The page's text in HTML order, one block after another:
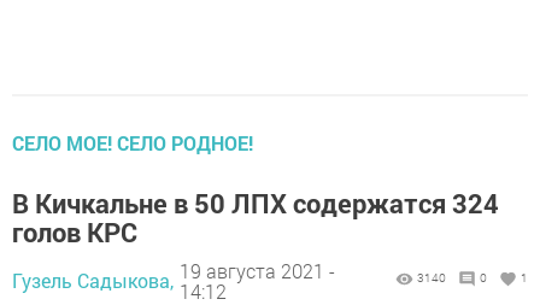
СЕЛО МОЕ! СЕЛО РОДНОЕ!
В Кичкальне в 50 ЛПХ содержатся 324
голов КРС
Гузель Садыкова, 19 августа 2021 -
14:12
3140 0 1